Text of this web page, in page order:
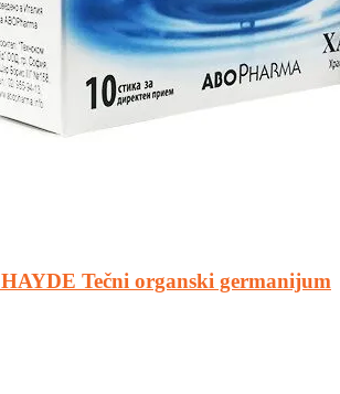
Tečni organski germanijum